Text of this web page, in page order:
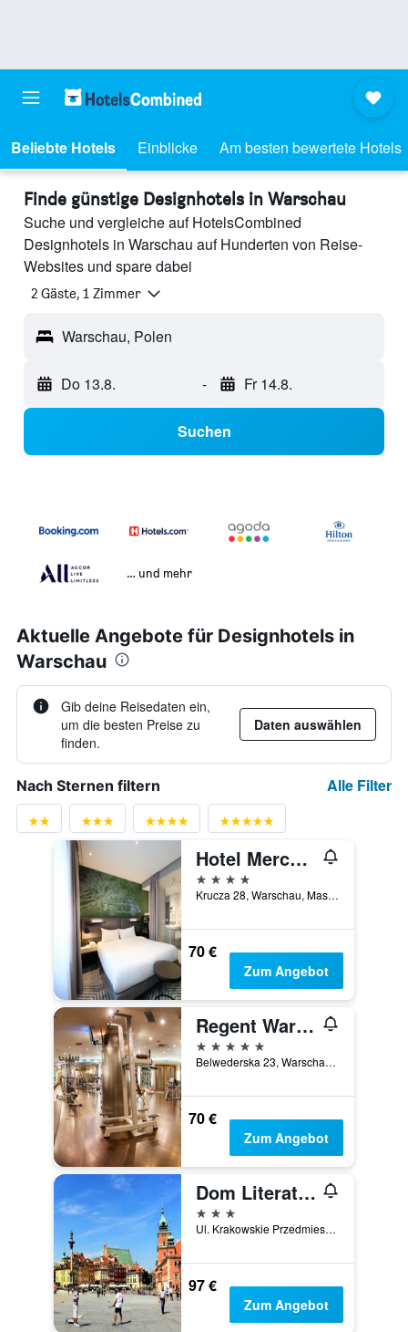
Beliebte Hotels Einblicke Am besten bewertete Hotels
Finde günstige Designhotels in Warschau
Suche und vergleiche auf HotelsCombined
Designhotels in Warschau auf Hunderten von Reise-
Websites und spare dabei
2 Gäste, 1 Zimmer
Warschau, Polen
Do 13.8. - Fr 14.8.
Suchen
… und mehr
Aktuelle Angebote für Designhotels in
Warschau
Gib deine Reisedaten ein,
um die besten Preise zu
finden.
Daten auswählen
Nach Sternen filtern Alle Filter
Hotel Mercure Warszawa Grand
4 Sterne
Krucza 28, Warschau, Masowien, Polen
70 €
Zum Angebot
Regent Warsaw Hotel
5 Sterne
Belwederska 23, Warschau, Masowien, Polen
70 €
Zum Angebot
Dom Literatury w Warsawie
3 Sterne
Ul. Krakowskie Przedmiescie 87/89, Warschau, Masowien, Polen
97 €
Zum Angebot